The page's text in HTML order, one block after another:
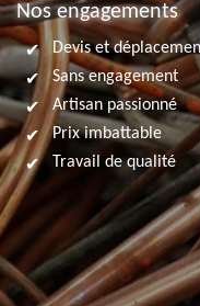
Nos engagements
Devis et
Sans engagement
Artisan passionné
Prix imbattable
Travail de qualité